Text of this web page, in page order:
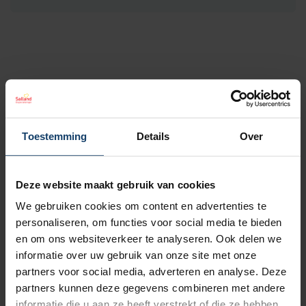
Toestemming Details Over
Deze website maakt gebruik van cookies
We gebruiken cookies om content en advertenties te
personaliseren, om functies voor social media te bieden
en om ons websiteverkeer te analyseren. Ook delen we
informatie over uw gebruik van onze site met onze
partners voor social media, adverteren en analyse. Deze
partners kunnen deze gegevens combineren met andere
Lees voor
Aanvullende dekking
Hoe werkt het meenemen van
fysiotherapiebehandelingen?
Welke soorten fysiotherapie en oefentherapie
worden vergoed?